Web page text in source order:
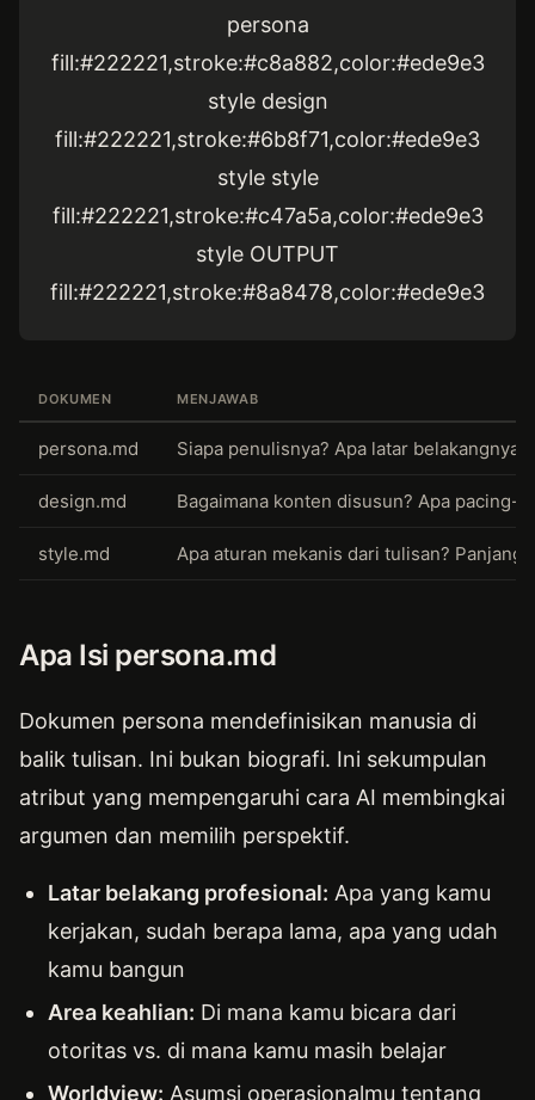
persona
fill:#222221,stroke:#c8a882,color:#ede9e3
style design
fill:#222221,stroke:#6b8f71,color:#ede9e3
style style
fill:#222221,stroke:#c47a5a,color:#ede9e3
style OUTPUT
fill:#222221,stroke:#8a8478,color:#ede9e3
DOKUMEN MENJAWAB
persona.md Siapa penulisnya? Apa latar
design.md Bagaimana konten disusun? Apa pacing-
style.md Apa aturan mekanis dari tulisan? Panjang
Apa Isi persona.md
Dokumen persona mendefinisikan manusia di
balik tulisan. Ini bukan biografi. Ini sekumpulan
atribut yang mempengaruhi cara AI membingkai
argumen dan memilih perspektif.
Latar belakang profesional: Apa yang kamu
kerjakan, sudah berapa lama, apa yang udah
kamu bangun
Area keahlian: Di mana kamu bicara dari
otoritas vs. di mana kamu masih belajar
Worldview: Asumsi operasionalmu tentang